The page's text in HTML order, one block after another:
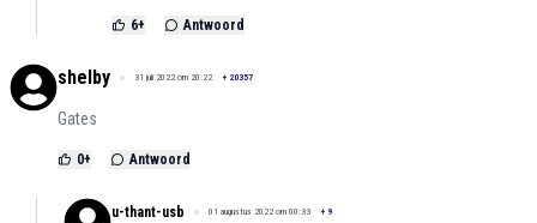
6+ Antwoord
shelby 31 juli 2022 om 20:22 + 20357
Gates
0+ Antwoord
u-thant-usb 01 augustus 2022 om 00:33 + 9